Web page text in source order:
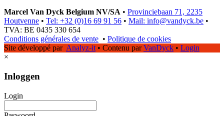
Marcel Van Dyck Belgium NV/SA • Provinciebaan 71, 2235
Houtvenne • Tel: +32 (0)16 69 91 56 • Mail: info@vandyck.be •
TVA: BE 0435 330 654
Conditions générales de vente • Politique de cookies
Site développé par Analyz-it • Contenu parVanDyck • Login
×
Inloggen
Login